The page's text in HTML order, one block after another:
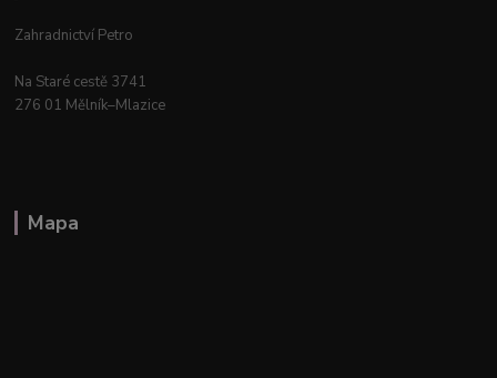
Zahradnictví Petro
Na Staré cestě 3741
276 01 Mělník–Mlazice
Mapa